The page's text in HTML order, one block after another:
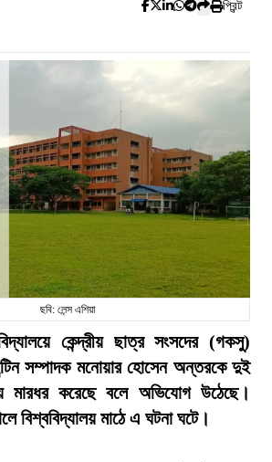
প্রিন্ট
ছবি: লেন্স এশিয়া
কেন্দ্রীয় ছাত্র সংসদের (গকসু)
সম্পাদক মনোয়ার হোসেন অন্তরকে দুই
মারধর করেছে বলে অভিযোগ উঠেছে।
বিশ্ববিদ্যালয় মাঠে এ ঘটনা ঘটে।